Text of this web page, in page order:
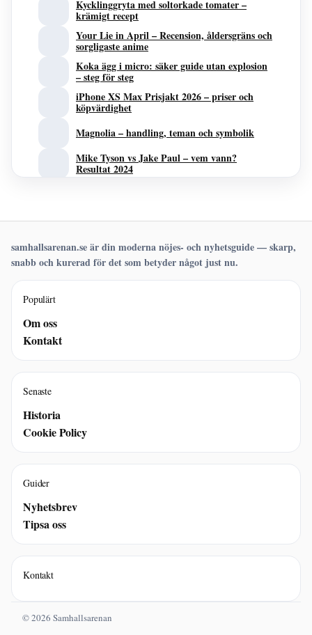
Kycklinggryta med soltorkade tomater –
krämigt recept
Your Lie in April – Recension, åldersgräns och
sorgligaste anime
Koka ägg i micro: säker guide utan explosion
– steg för steg
iPhone XS Max Prisjakt 2026 – priser och
köpvärdighet
Magnolia – handling, teman och symbolik
Mike Tyson vs Jake Paul – vem vann?
Resultat 2024
samhallsarenan.se är din moderna nöjes- och nyhetsguide — skarp,
snabb och kurerad för det som betyder något just nu.
Populärt
Om oss
Kontakt
Senaste
Historia
Cookie Policy
Guider
Nyhetsbrev
Tipsa oss
Kontakt
© 2026 Samhallsarenan